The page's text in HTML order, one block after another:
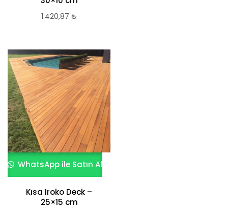
1.420,87 ₺
WhatsApp ile Satın Al
Kısa Iroko Deck –
25×15 cm